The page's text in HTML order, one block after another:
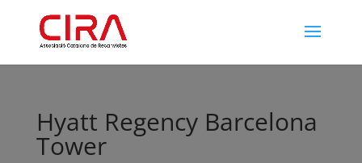
Hyatt Regency Barcelona
Tower